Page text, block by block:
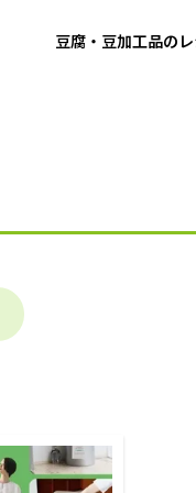
豆腐・豆加工品の